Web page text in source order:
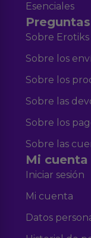
Esenciales
Sobre Erotiks
Sobre los
Sobre los
Sobre las
Sobre los
Sobre las
Mi cuenta
Iniciar sesión
Mi cuenta
Datos